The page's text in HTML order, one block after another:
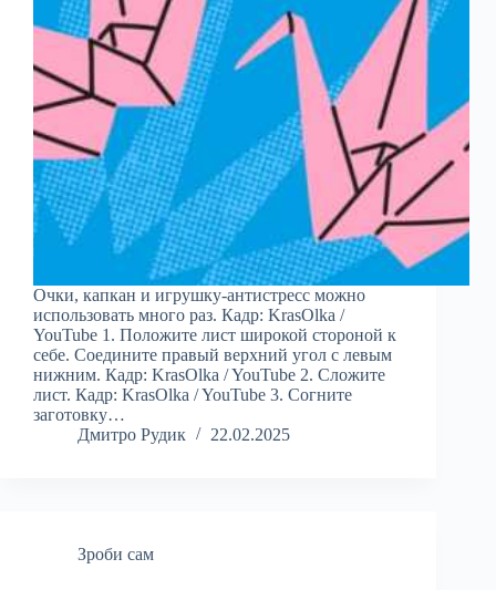
Очки, капкан и игрушку-антистресс можно
использовать много раз. Кадр: KrasOlka /
YouTube 1. Положите лист широкой стороной к
себе. Соедините правый верхний угол с левым
нижним. Кадр: KrasOlka / YouTube 2. Сложите
лист. Кадр: KrasOlka / YouTube 3. Согните
заготовку…
Дмитро Рудик
22.02.2025
Зроби сам